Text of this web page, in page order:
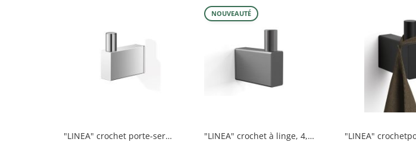
"LINEA" crochet porte-serviette, très brillant
NOUVEAUTÉ
"LINEA" crochet à linge, 4,8 cm, graphite